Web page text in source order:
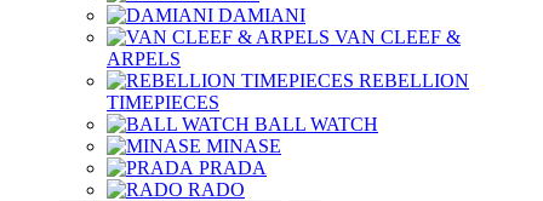
DAMIANI
VAN CLEEF &
ARPELS
REBELLION
TIMEPIECES
BALL WATCH
MINASE
PRADA
RADO